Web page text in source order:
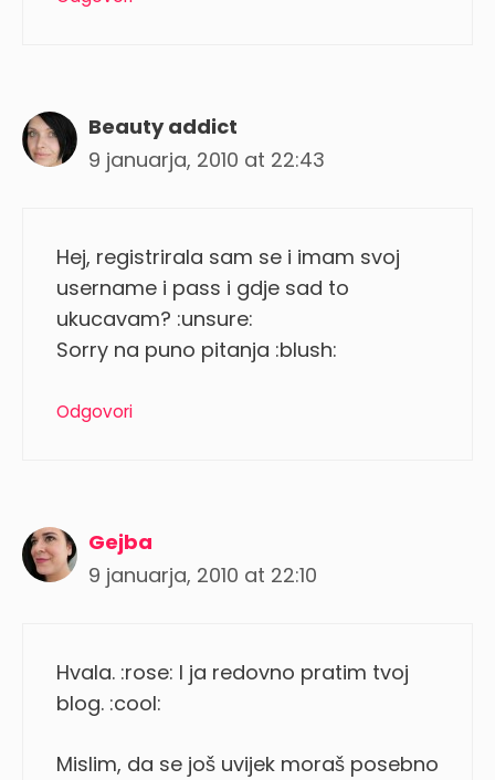
Beauty addict
9 januarja, 2010 at 22:43
Hej, registrirala sam se i imam svoj
username i pass i gdje sad to
ukucavam? :unsure:
Sorry na puno pitanja :blush:
Odgovori
Gejba
9 januarja, 2010 at 22:10
Hvala. :rose: I ja redovno pratim tvoj
blog. :cool:
Mislim, da se još uvijek moraš posebno